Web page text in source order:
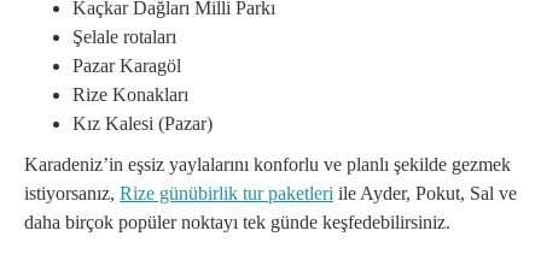
Kaçkar Dağları Milli Parkı
Şelale rotaları
Pazar Karagöl
Rize Konakları
Kız Kalesi (Pazar)
Karadeniz’in eşsiz yaylalarını konforlu ve planlı şekilde gezmek
istiyorsanız, Rize günübirlik tur paketleri ile Ayder, Pokut, Sal ve
daha birçok popüler noktayı tek günde keşfedebilirsiniz.